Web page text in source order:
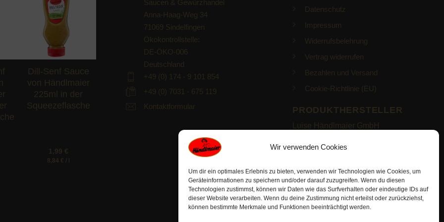
Wir verwenden Cookies
Um dir ein optimales Erlebnis zu bieten, verwenden wir Technologien wie Cookies, um
Geräteinformationen zu speichern und/oder darauf zuzugreifen. Wenn du diesen
Technologien zustimmst, können wir Daten wie das Surfverhalten oder eindeutige IDs auf
dieser Website verarbeiten. Wenn du deine Zustimmung nicht erteilst oder zurückziehst,
können bestimmte Merkmale und Funktionen beeinträchtigt werden.
to
Add to
wishlist
Dill-Senf Sauce
von Händlmaier
225ml in der
Squeezeflasche
1,99 €
8,84 € /
Saucen & Gewürzhandel
Anna-Haag-Weg 34
71069 Sindelfingen
Ökokontrollstelle:
DE-ÖKO-006
Deutschland
+49 (0) 174 - 9 101 854
+49 (0) 7031 - 675 119
Kontaktformular
Datenschutz
Impressum
Widerrufsbelehrung
Vertrag widerrufen
Bezahlen und Versand
Cookie-Richtlinie (EU)
PRODUKTHERSTELLER
Luise Händlmaier GmbH
93057 Regensburg
https://haendlmaier.de/